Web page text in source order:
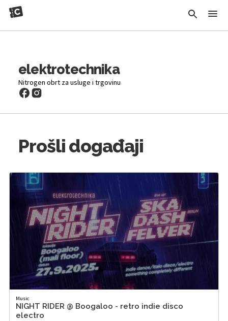
elektrotechnika
Nitrogen obrt za usluge i trgovinu
Prošli događaji
Music
NIGHT RIDER @ Boogaloo - retro indie disco
electro